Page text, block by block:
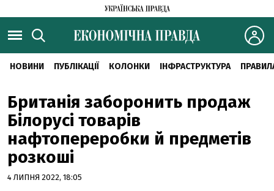
НОВИНИ ПУБЛІКАЦІЇ КОЛОНКИ ІНФРАСТРУКТУРА
Британія заборонить продаж
Білорусі товарів
нафтопереробки й предметів
розкоші
4 ЛИПНЯ 2022, 18:05